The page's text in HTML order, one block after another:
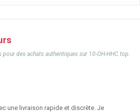
des achats authentiques sur 10-OH-HHC.top.
une livraison rapide et discrète. Je